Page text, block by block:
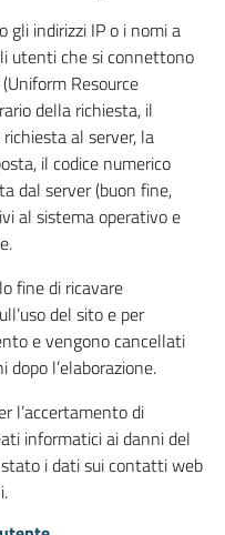
gli indirizzi IP o i nomi a
utenti che si connettono
Resource
della richiesta, il
al server, la
il codice numerico
dal server (buon fine,
al sistema operativo e
fine di ricavare
del sito e per
e vengono cancellati
l’elaborazione.
l’accertamento di
informatici ai danni del
i dati sui contatti web